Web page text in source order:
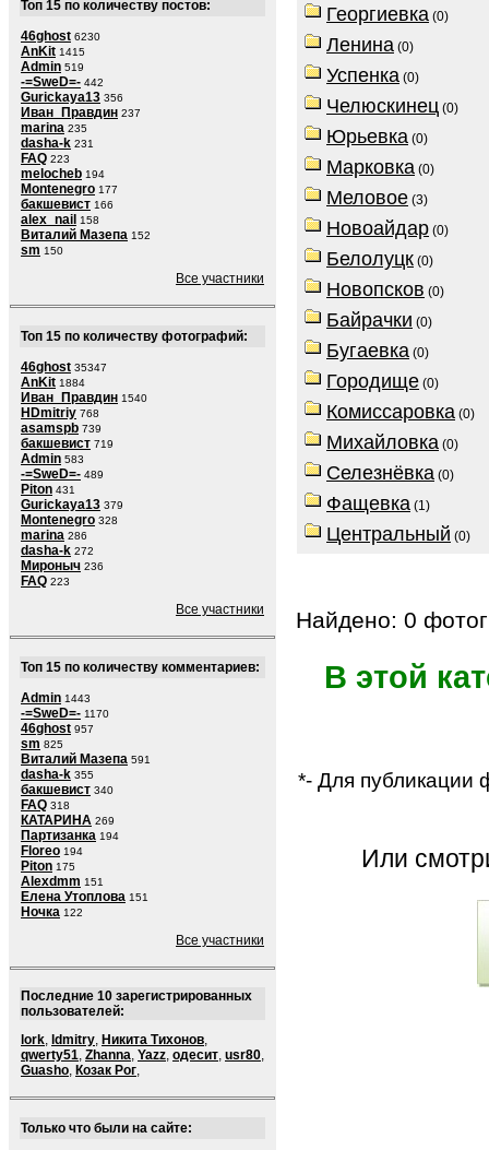
Топ 15 по количеству постов:
46ghost 6230
AnKit 1415
Admin 519
-=SweD=- 442
Gurickaya13 356
Иван_Правдин 237
marina 235
dasha-k 231
FAQ 223
melocheb 194
Montenegro 177
бакшевист 166
alex_nail 158
Виталий Мазепа 152
sm 150
Все участники
Топ 15 по количеству фотографий:
46ghost 35347
AnKit 1884
Иван_Правдин 1540
HDmitriy 768
asamspb 739
бакшевист 719
Admin 583
-=SweD=- 489
Piton 431
Gurickaya13 379
Montenegro 328
marina 286
dasha-k 272
Мироныч 236
FAQ 223
Все участники
Топ 15 по количеству комментариев:
Admin 1443
-=SweD=- 1170
46ghost 957
sm 825
Виталий Мазепа 591
dasha-k 355
бакшевист 340
FAQ 318
КАТАРИНА 269
Партизанка 194
Floreo 194
Piton 175
Alexdmm 151
Елена Утоплова 151
Ночка 122
Все участники
Последние 10 зарегистрированных
пользователей:
lork, ldmitry, Никита Тихонов,
qwerty51, Zhanna, Yazz, одесит, usr80,
Guasho, Козак Рог,
Только что были на сайте:
Георгиевка (0)
Ленина (0)
Успенка (0)
Челюскинец (0)
Юрьевка (0)
Марковка (0)
Меловое (3)
Новоайдар (0)
Белолуцк (0)
Новопсков (0)
Байрачки (0)
Бугаевка (0)
Городище (0)
Комиссаровка (0)
Михайловка (0)
Селезнёвка (0)
Фащевка (1)
Центральный (0)
Найдено: 0
В этой
*- Для публикации
Или